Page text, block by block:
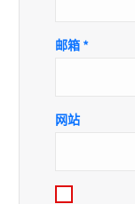
邮箱 *
网站